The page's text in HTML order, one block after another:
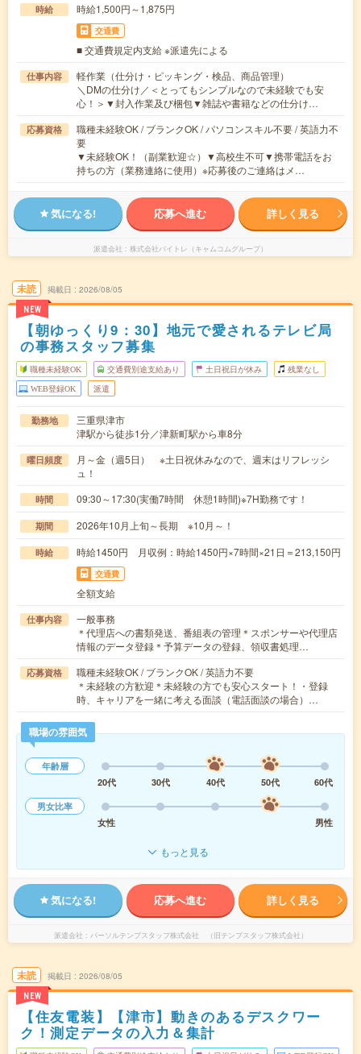
時給 時給1,500円～1,875円
交通費
■ 交通費規定内支給 ※派遣先による
仕事内容
軽作業（仕分け・ピッキング・検品、商品管理）
＼DMの仕分け／＜とってもシンプルなので未経験でも安
心！＞▼封入作業及び梱包▼雑誌や書籍などの仕分け…
応募資格
職種未経験OK / ブランクOK / パソコンスキル不要 / 英語力不
要
▼未経験OK！（副業歓迎☆）▼高校生不可▼携帯電話をお
持ちの方（業務連絡に使用）※応募後のご連絡はメ…
気になる! 応募へ進む 詳しく見る
派遣会社 株式会社バイトレ（キャムコムグループ）
未読
NEW
掲載日 2026/08/05
【朝ゆっくり9：30】地元で愛されるテレビ局
の事務スタッフ募集
職種未経験OK 交通費別途支給あり 土日祝日が休み 残業なし
WEB登録OK 派遣
勤務地
三重県津市
津駅から徒歩1分／津新町駅から車8分
曜日頻度
月～金（週5日） ※土日祝休みなので、週末はリフレッシ
ュ！
時間 09:30～17:30(実働7時間 休憩1時間)※7H勤務です！
期間 2026年10月上旬～長期 ※10月～！
時給 時給1450円 月収例：時給1450円×7時間×21日＝213,150円
交通費
全額支給
仕事内容
一般事務
＊代理店への書類発送、番組表の管理＊スポンサーや代理店
情報のデータ登録＊予算データの登録、領収書処理…
応募資格
職種未経験OK / ブランクOK / 英語力不要
＊未経験の方歓迎＊未経験の方でも安心スタート！・登録
時、キャリアを一緒に考える面談（電話面談の場合）…
職場の雰囲気
年齢層
20代
30代 40代 50代
60代
男女比率
女性
男性
もっと見る
気になる! 応募へ進む 詳しく見る
派遣会社 パーソルテンプスタッフ株式会社 （旧テンプスタッフ株式会社）
未読
NEW
掲載日 2026/08/05
【住友電装】【津市】動きのあるデスクワー
ク！測定データの入力＆集計